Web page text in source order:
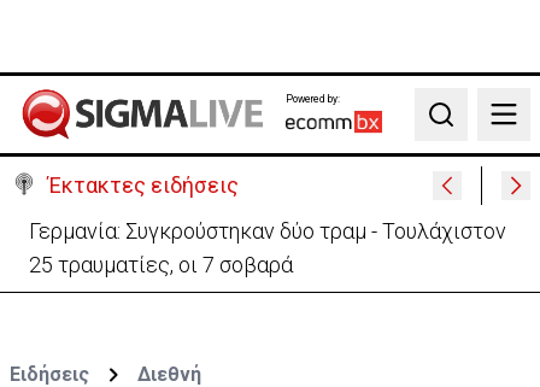
Powered by:
Search
Έκτακτες ειδήσεις
Αυτά είναι τα νέα Διοικητικά Συμβούλια των
Ημικρατικών Οργανισμών
Ειδήσεις Διεθνή